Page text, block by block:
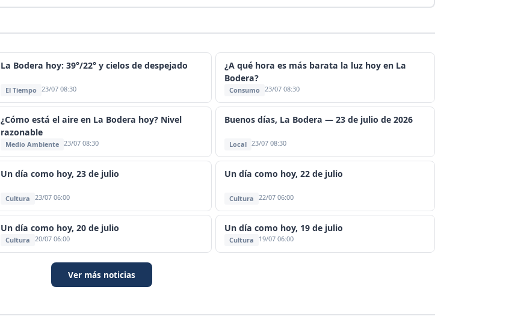
La Bodera hoy: 39°/22° y cielos de despejado
El Tiempo 23/07 08:30
¿A qué hora es más barata la luz hoy en La
Bodera?
Consumo 23/07 08:30
¿Cómo está el aire en La Bodera hoy? Nivel
razonable
Medio Ambiente 23/07 08:30
Buenos días, La Bodera — 23 de julio de 2026
Local 23/07 08:30
Un día como hoy, 23 de julio
Cultura 23/07 06:00
Un día como hoy, 22 de julio
Cultura 22/07 06:00
Un día como hoy, 20 de julio
Cultura 20/07 06:00
Un día como hoy, 19 de julio
Cultura 19/07 06:00
Ver más noticias